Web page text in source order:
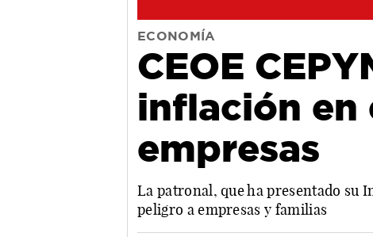
ECONOMÍA
CEOE
inflación en
empresas
La patronal, que ha presentado su
peligro a empresas y familias